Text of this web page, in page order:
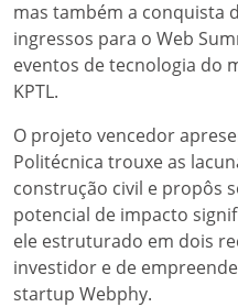
mas também a conquista
ingressos para o Web
eventos de tecnologia do
KPTL.
O projeto vencedor
Politécnica trouxe as
construção civil e propôs
potencial de impacto
ele estruturado em dois
investidor e de
startup Webphy.